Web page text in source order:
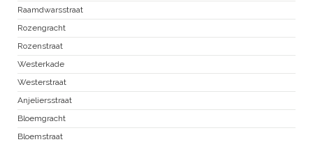
Raamdwarsstraat
Rozengracht
Rozenstraat
Westerkade
Westerstraat
Anjeliersstraat
Bloemgracht
Bloemstraat